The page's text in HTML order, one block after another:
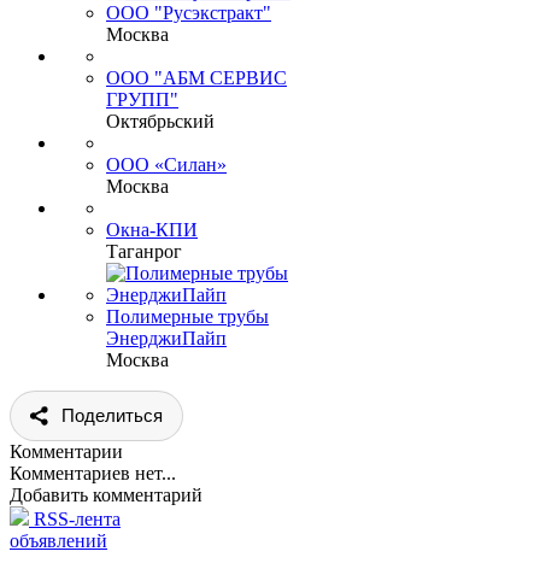
ООО "Русэкстракт"
Москва
ООО "АБМ СЕРВИС
ГРУПП"
Октябрьский
ООО «Силан»
Москва
Окна-КПИ
Таганрог
Полимерные трубы
ЭнерджиПайп
Москва
Поделиться
Комментарии
Комментариев нет...
Добавить комментарий
RSS-лента
объявлений